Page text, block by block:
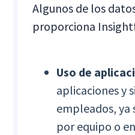
Algunos de los
proporciona
Uso de
aplicaciones y
empleados, ya
por equipo o